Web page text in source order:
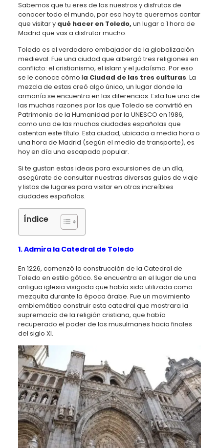
Sabemos que tu eres de los nuestros y disfrutas de
conocer todo el mundo, por eso hoy te queremos contar
que visitar y qué hacer en Toledo, un lugar a 1 hora de
Madrid que vas a disfrutar mucho.
Toledo es el verdadero embajador de la globalización
medieval. Fue una ciudad que albergó tres religiones en
conflicto: el cristianismo, el islam y el judaísmo. Por eso
se le conoce cómo la Ciudad de las tres culturas. La
mezcla de estas creó algo único, un lugar donde la
armonía se encuentra en las diferencias. Esta fue una de
las muchas razones por las que Toledo se convirtió en
Patrimonio de la Humanidad por la UNESCO en 1986,
como una de las muchas ciudades españolas que
ostentan este título. Esta ciudad, ubicada a media hora o
una hora de Madrid (según el medio de transporte), es
hoy en día una escapada popular.
Si te gustan estas ideas para excursiones de un día,
asegúrate de consultar nuestras diversas guías de viaje
y listas de lugares para visitar en otras increíbles
ciudades españolas.
Índice
1. Admira la Catedral de Toledo
En 1226, comenzó la construcción de la Catedral de
Toledo en estilo gótico. Se encuentra en el lugar de una
antigua iglesia visigoda que había sido utilizada como
mezquita durante la época árabe. Fue un movimiento
emblemático construir esta catedral que mostrara la
supremacía de la religión cristiana, que había
recuperado el poder de los musulmanes hacia finales
del siglo XI.